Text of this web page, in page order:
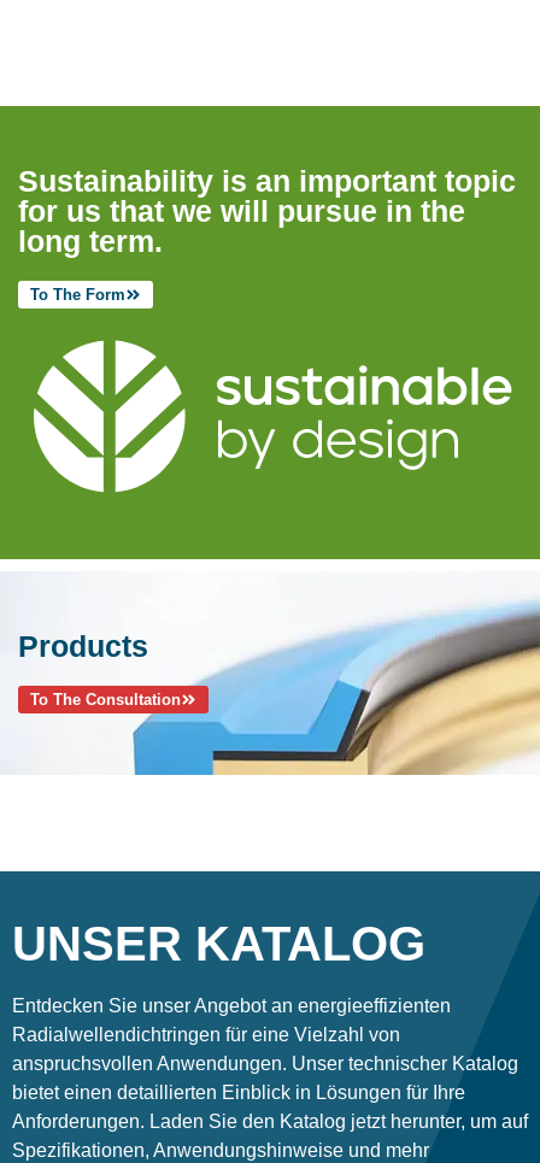
Sustainability is an important topic
for us that we will pursue in the
long term.
To The Form
Products
To The Consultation
UNSER KATALOG
Entdecken Sie unser Angebot an energieeffizienten
Radialwellendichtringen für eine Vielzahl von
anspruchsvollen Anwendungen. Unser technischer Katalog
bietet einen detaillierten Einblick in Lösungen für Ihre
Anforderungen. Laden Sie den Katalog jetzt herunter, um auf
Spezifikationen, Anwendungshinweise und mehr